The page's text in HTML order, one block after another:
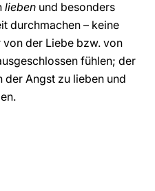
lieben und besonders
durchmachen – keine
der Liebe bzw. von
fühlen; der
Angst zu lieben und